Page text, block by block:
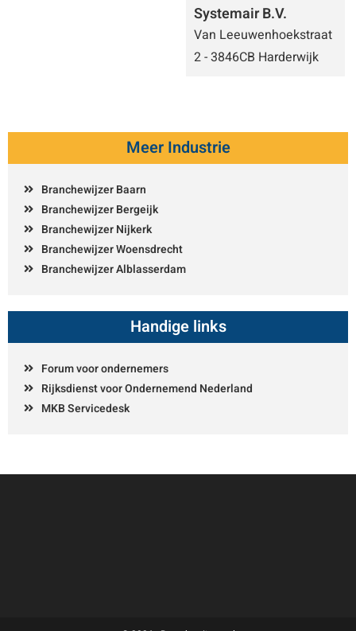
Systemair B.V.
Van Leeuwenhoekstraat
2 - 3846CB Harderwijk
Meer Industrie
Branchewijzer Baarn
Branchewijzer Bergeijk
Branchewijzer Nijkerk
Branchewijzer Woensdrecht
Branchewijzer Alblasserdam
Handige links
Forum voor ondernemers
Rijksdienst voor Ondernemend Nederland
MKB Servicedesk